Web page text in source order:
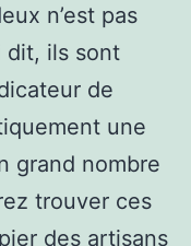
n’est pas
dit, ils sont
de
une
grand nombre
trouver ces
des artisans